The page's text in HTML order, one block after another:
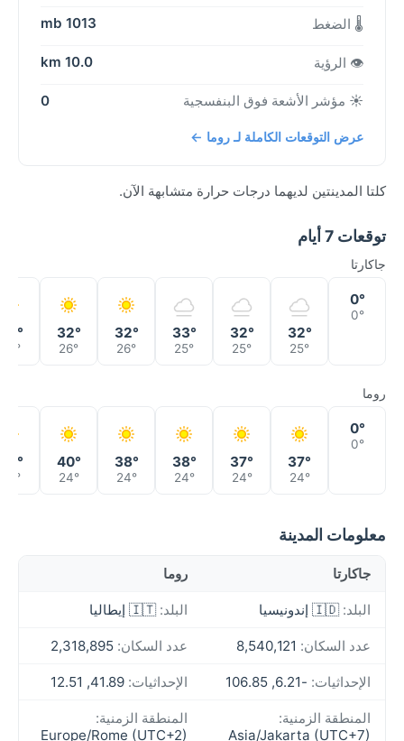
🌡️ الضغط 1013 mb
👁️ الرؤية 10.0 km
☀️ مؤشر الأشعة فوق البنفسجية 0
عرض التوقعات الكاملة لـ روما ←
كلتا المدينتين لديهما درجات حرارة متشابهة الآن.
توقعات 7 أيام
جاكارتا
0°
0°
32°
25°
32°
25°
33°
25°
32°
26°
32°
26°
26°
روما
0°
0°
37°
24°
37°
24°
38°
24°
38°
24°
40°
24°
26°
معلومات المدينة
جاكارتا روما
البلد: 🇮🇩 إندونيسيا البلد: 🇮🇹 إيطاليا
عدد السكان: عدد السكان:
الإحداثيات: -6.21, 106.85 الإحداثيات:
المنطقة الزمنية:
Asia/Jakarta (UTC+7)
المنطقة الزمنية:
Europe/Rome (UTC+2)